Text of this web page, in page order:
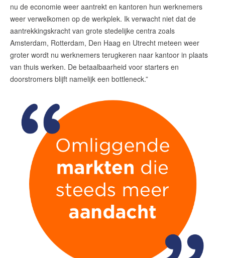
nu de economie weer aantrekt en kantoren hun werknemers
weer verwelkomen op de werkplek. Ik verwacht niet dat de
aantrekkingskracht van grote stedelijke centra zoals
Amsterdam, Rotterdam, Den Haag en Utrecht meteen weer
groter wordt nu werknemers terugkeren naar kantoor in plaats
van thuis werken. De betaalbaarheid voor starters en
doorstromers blijft namelijk een bottleneck.”